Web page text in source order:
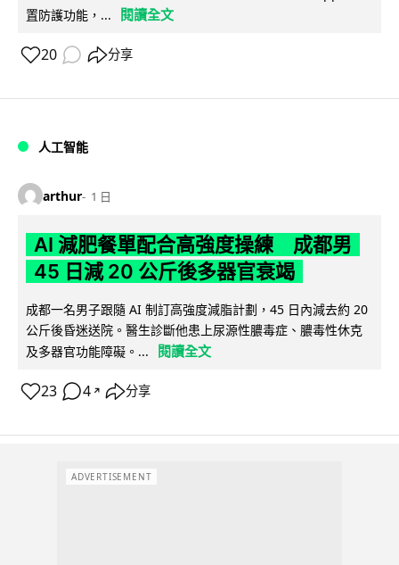
置防護功能，...
閱讀全文
20 分享
人工智能
arthur 1 日
AI 減肥餐單配合高強度操練 成都男
45 日減 20 公斤後多器官衰竭
成都一名男子跟隨 AI 制訂高強度減脂計劃，45 日內減去約 20
公斤後昏迷送院。醫生診斷他患上尿源性膿毒症、膿毒性休克
及多器官功能障礙。...
閱讀全文
23 4 ↗ 分享
ADVERTISEMENT